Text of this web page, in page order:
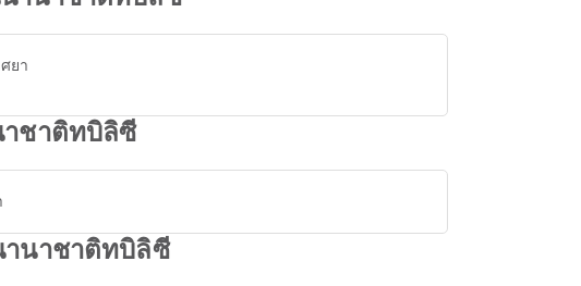
ยา
าชาติทบิลิซี
านาชาติทบิลิซี